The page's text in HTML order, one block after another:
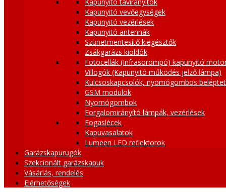
Kapunyitó vevőegységek
Kapunyitó vezérlések
Kapunyitó antennák
Szünetmentesítő kiegésztők
Zsákgarázs kioldók
Fotocellák (Infrasorompó) kapunyitó
Villogók (Kapunyitó működés jelző lámpa)
Kulcsoskapcsolók, nyomógombos
GSM modulok
Nyomógombok
Forgalomirányító lámpák, vezérlések
Fogaslécek
Kapuvasalatok
Lumeen LED reflektorok
Garázskapurugók
Szekcionált garázskapuk
Vásárlás, rendelés
Elérhetőségek